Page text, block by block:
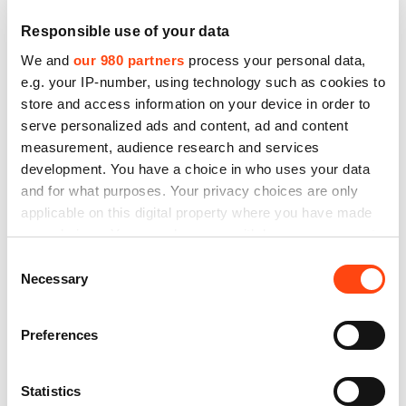
Responsible use of your data
We and our 980 partners process your personal data,
e.g. your IP-number, using technology such as cookies to
store and access information on your device in order to
serve personalized ads and content, ad and content
measurement, audience research and services
development. You have a choice in who uses your data
and for what purposes. Your privacy choices are only
applicable on this digital property where you have made
your choices. You can change or withdraw your consent
the Privacy trigger icon.
Find out more about how your personal data is processed
and set your preferences in the
We use cookies to personalise content and ads, to
Selection
Necessary
Preferences
Statistics
Welcome RideMovi!
Pedaliamo tutti insieme verso un 2021 sempre più